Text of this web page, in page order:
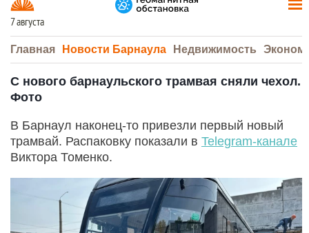
7 августа
Главная Новости Барнаула Недвижимость
С нового барнаульского трамвая сняли чехол.
Фото
В Барнаул наконец-то привезли первый новый
трамвай. Распаковку показали в Telegram-канале
Виктора Томенко.